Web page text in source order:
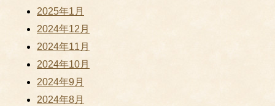
2025年1月
2024年12月
2024年11月
2024年10月
2024年9月
2024年8月